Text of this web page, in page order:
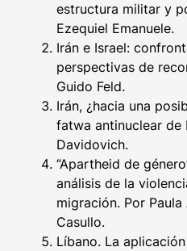
estructura militar y
Ezequiel Emanuele.
Irán e Israel:
perspectivas de
Guido Feld.
Irán, ¿hacia una
fatwa antinuclear de
Davidovich.
“Apartheid de
análisis de la
migración. Por
Casullo.
Líbano. La